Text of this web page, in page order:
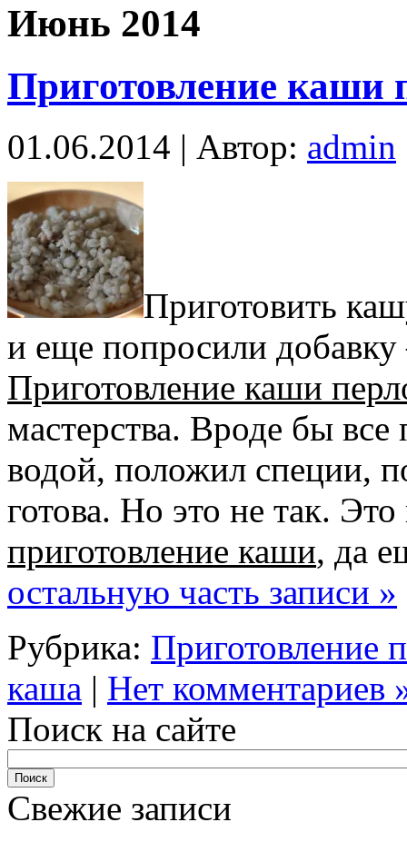
Июнь 2014
Приготовление каши
01.06.2014 | Автор: admin
Приготовить
и еще попросили
Приготовление каши
мастерства. Вроде бы
водой, положил специи,
готова. Но это не так.
приготовление каши, да
остальную часть записи »
Рубрика: Приготовление
каша | Нет комментариев
Поиск на сайте
Свежие записи